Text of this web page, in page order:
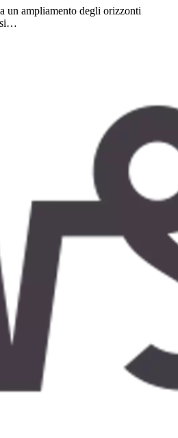
un ampliamento degli orizzonti
si…